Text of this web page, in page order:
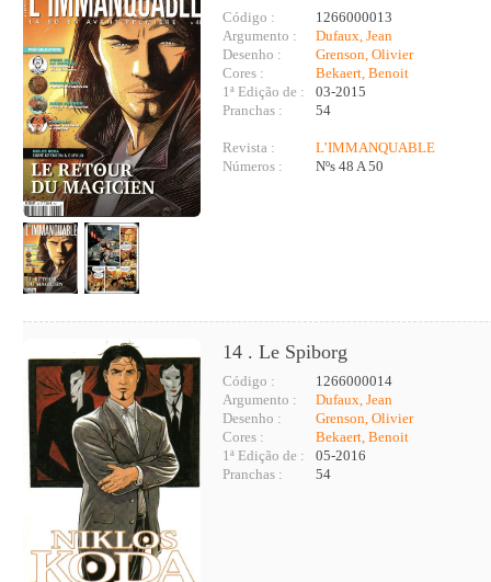
Código :
1266000013
Argumento :
Dufaux, Jean
Desenho :
Grenson, Olivier
Cores :
Bekaert, Benoit
1ª Edição de :
03-2015
Pranchas :
54
Revista :
L’IMMANQUABLE
Números :
Nºs 48 A 50
14 . Le Spiborg
Código :
1266000014
Argumento :
Dufaux, Jean
Desenho :
Grenson, Olivier
Cores :
Bekaert, Benoit
1ª Edição de :
05-2016
Pranchas :
54